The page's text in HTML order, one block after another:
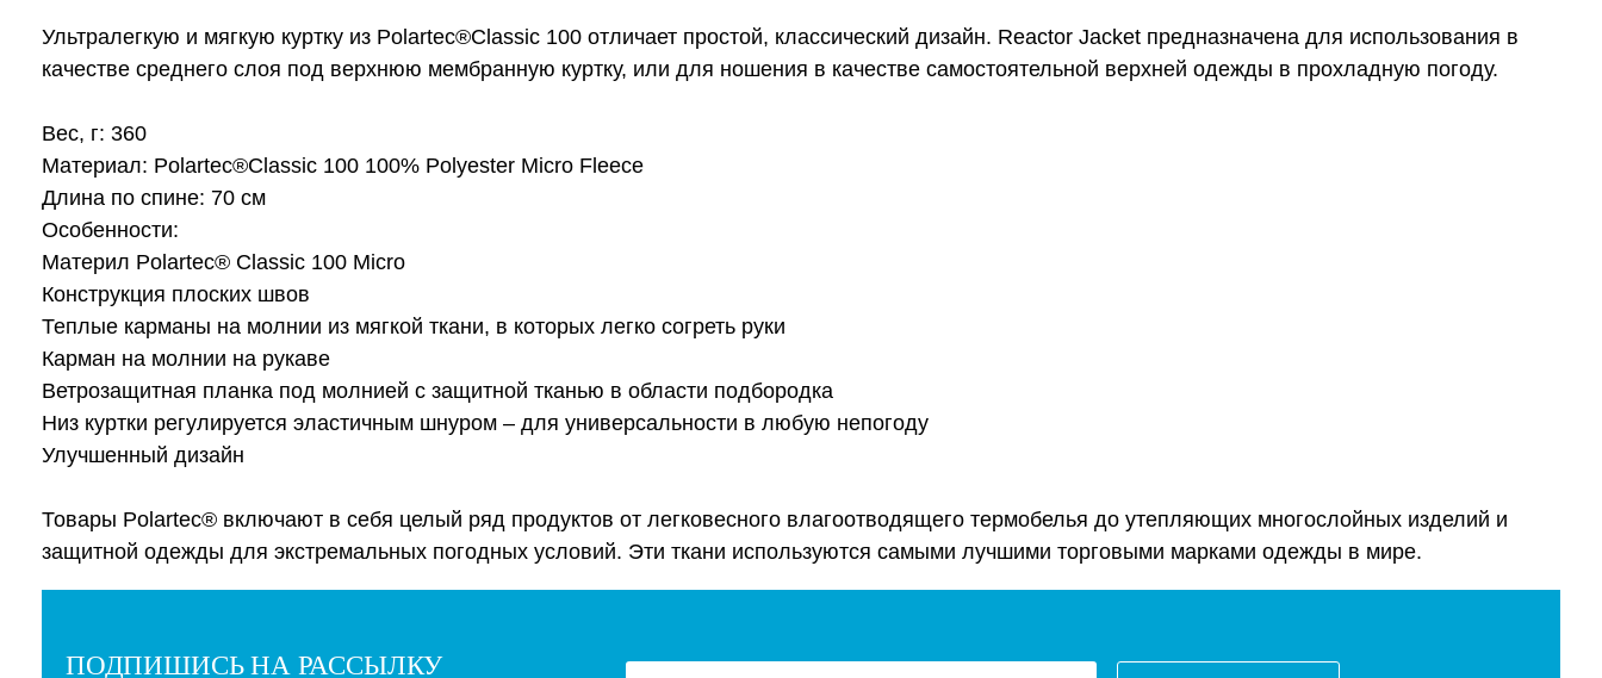
Ультралегкую и мягкую куртку из Polartec®Classic 100 отличает простой, классический дизайн. Reactor Jacket предназначена для использования в
качестве среднего слоя под верхнюю мембранную куртку, или для ношения в качестве самостоятельной верхней одежды в прохладную погоду.
Вес, г: 360
Материал: Polartec®Classic 100 100% Polyester Micro Fleece
Длина по спине: 70 см
Особенности:
Материл Polartec® Classic 100 Micro
Конструкция плоских швов
Теплые карманы на молнии из мягкой ткани, в которых легко согреть руки
Карман на молнии на рукаве
Ветрозащитная планка под молнией с защитной тканью в области подбородка
Низ куртки регулируется эластичным шнуром – для универсальности в любую непогоду
Улучшенный дизайн
Товары Polartec® включают в себя целый ряд продуктов от легковесного влагоотводящего термобелья до утепляющих многослойных изделий и
защитной одежды для экстремальных погодных условий. Эти ткани используются самыми лучшими торговыми марками одежды в мире.
ПОДПИШИСЬ НА РАССЫЛКУ